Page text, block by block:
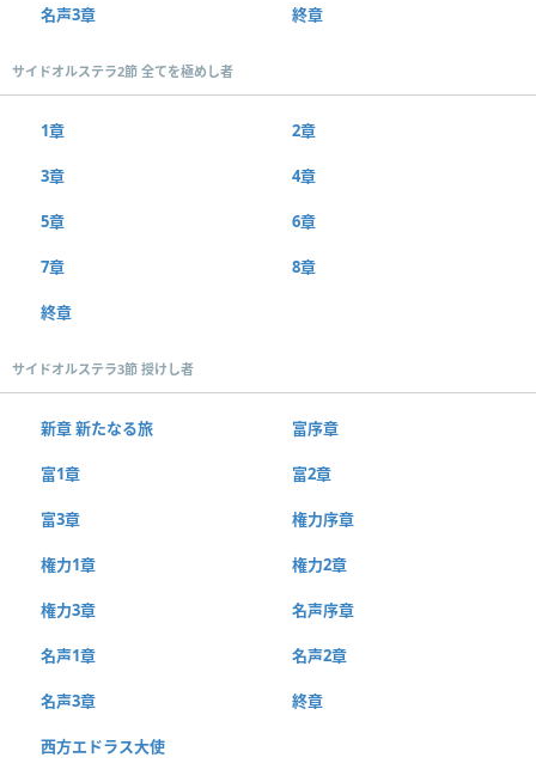
名声3章 終章
サイドオルステラ2節 全てを極めし者
1章 2章
3章 4章
5章 6章
7章 8章
終章
サイドオルステラ3節 授けし者
新章 新たなる旅 富序章
富1章 富2章
富3章 権力序章
権力1章 権力2章
権力3章 名声序章
名声1章 名声2章
名声3章 終章
西方エドラス大使